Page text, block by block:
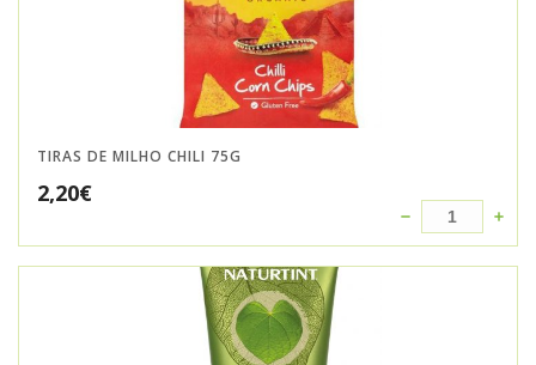
TIRAS DE MILHO CHILI 75G
2,20€